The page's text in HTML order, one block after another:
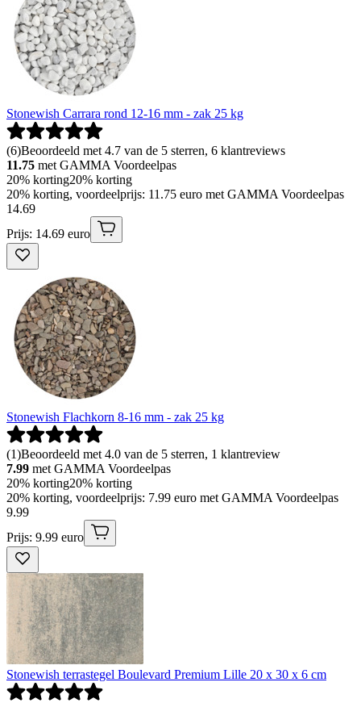
Stonewish Carrara rond 12-16 mm - zak 25 kg
(6)Beoordeeld met 4.7 van de 5 sterren, 6 klantreviews
11.75 met GAMMA Voordeelpas
20% korting20% korting
20% korting, voordeelprijs: 11.75 euro met GAMMA Voordeelpas
14.69
Prijs: 14.69 euro
Stonewish Flachkorn 8-16 mm - zak 25 kg
(1)Beoordeeld met 4.0 van de 5 sterren, 1 klantreview
7.99 met GAMMA Voordeelpas
20% korting20% korting
20% korting, voordeelprijs: 7.99 euro met GAMMA Voordeelpas
9.99
Prijs: 9.99 euro
Stonewish terrastegel Boulevard Premium Lille 20 x 30 x 6 cm